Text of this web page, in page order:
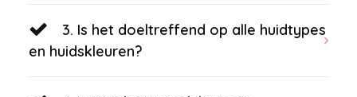
3. Is het doeltreffend op alle huidtypes
en huidskleuren?